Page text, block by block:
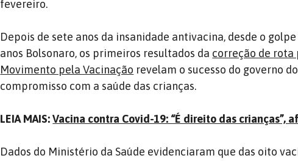
fevereiro.
Depois de sete anos da insanidade antivacina, desde o
anos Bolsonaro, os primeiros resultados da correção de rota
Movimento pela Vacinação revelam o sucesso do governo
compromisso com a saúde das crianças.
LEIA MAIS:Vacina contra Covid-19: “É direito das crianças”,
Dados do Ministério da Saúde evidenciaram que das oito